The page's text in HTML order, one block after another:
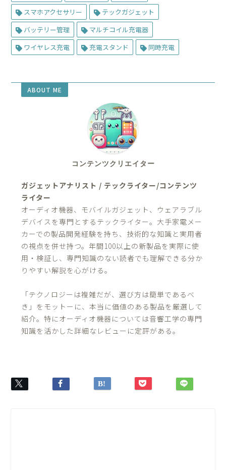
スマホアクセサリー
テックガジェット
バッテリー管理
マルチコイル充電器
ワイヤレス充電
充電スタンド 同時充電
ABOUT ME
コンテンツクリエイター
ガジェットアナリスト / テックライター/コンテンツ
ライター
オーディオ機器、モバイルガジェット、ウェアラブル
デバイスを専門とするテックライター。大手家電メー
カーでの製品開発経験を持ち、技術的な知識と実用者
の視点を併せ持つ。年間100以上の新製品を実際に使
用・検証し、専門知識のない読者でも理解できる分か
りやすい解説を心がける。
「テクノロジーは複雑だが、選び方は簡単であるべ
き」をモットーに、本当に価値のある製品を厳選して
紹介。特にオーディオ機器については音響工学の専門
知識を活かした詳細なレビューに定評がある。